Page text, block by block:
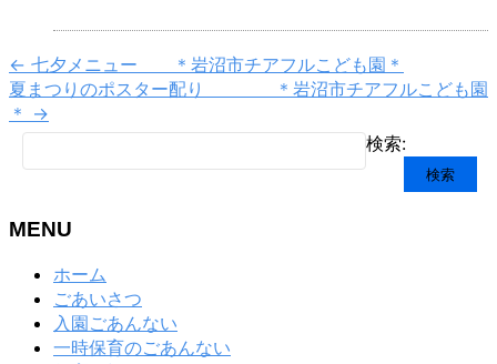
← 七夕メニュー ＊岩沼市チアフルこども園＊
夏まつりのポスター配り ＊岩沼市チアフルこども園
＊ →
検索:
MENU
ホーム
ごあいさつ
入園ごあんない
一時保育のごあんない